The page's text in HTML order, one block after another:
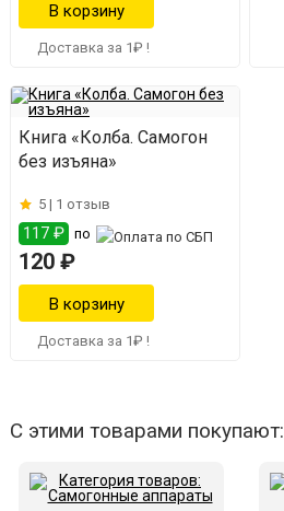
Доставка за 1₽ !
Книга «Колба. Самогон
без изъяна»
5 | 1 отзыв
117 ₽ по
120 ₽
Доставка за 1₽ !
С этими товарами покупают: